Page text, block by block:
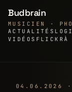
Budbrain
MUSICIEN ·
ACTUALITÉS
VIDÉOS FLICKRÀ
04.06.2026 ·